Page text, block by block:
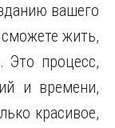
вашего
жить,
Это процесс,
и времени,
красивое,